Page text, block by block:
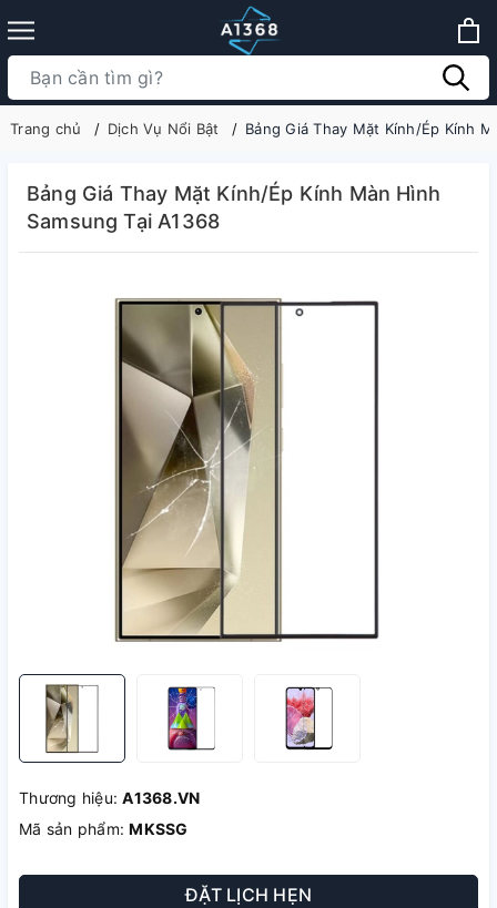
Trang chủ Dịch Vụ Nổi Bật Bảng Giá Thay Mặt Kính/Ép Kính
Bảng Giá Thay Mặt Kính/Ép Kính Màn Hình
Samsung Tại A1368
Thương hiệu:A1368.VN
Mã sản phẩm:MKSSG
ĐẶT LỊCH HẸN